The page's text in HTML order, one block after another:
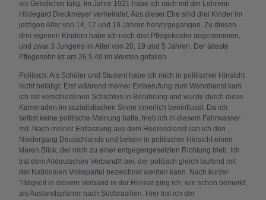
als Geistlicher tätig. Im Jahre 1921 habe ich mich mit der Lehrerin
Hildegard Dieckmeyer verheiratet. Aus dieser Ehe sind drei Kinder im
jetzigen Alter von 14, 17 und 19 Jahren hervorgegangen. Zu diesen
drei eigenen Kindern habe ich noch drei Pflegekinder angenommen,
und zwar 3 Jungens im Alter von 20, 19 und 5 Jahren. Der älteste
Pflegesohn ist am 26.5.40 im Westen gefallen.
Politisch: Als Schüler und Student habe ich mich in politischer Hinsicht
nicht betätigt. Erst während meiner Einberufung zum Wehrdienst kam
ich mit verschiedenen Schichten in Berührung und wurde durch diese
Kameraden im sozialistischen Sinne innerlich beeinflusst. Da ich
selbst keine politische Meinung hatte, trieb ich in diesem Fahrwasser
mit. Nach meiner Entlassung aus dem Heeresdienst sah ich den
Niedergang Deutschlands und bekam in politischer Hinsicht einen
klaren Blick, der mich zu einer entgegengesetzten Richtung trieb. Ich
trat dem Alldeutschen Verband [2] bei, der politisch gleich laufend mit
der Nationalen Volkspartei bezeichnet werden kann. Nach kurzer
Tätigkeit in diesem Verband in der Heimat ging ich, wie schon bemerkt,
als Auslandspfarrer nach Südbrasilien. Hier trat ich der